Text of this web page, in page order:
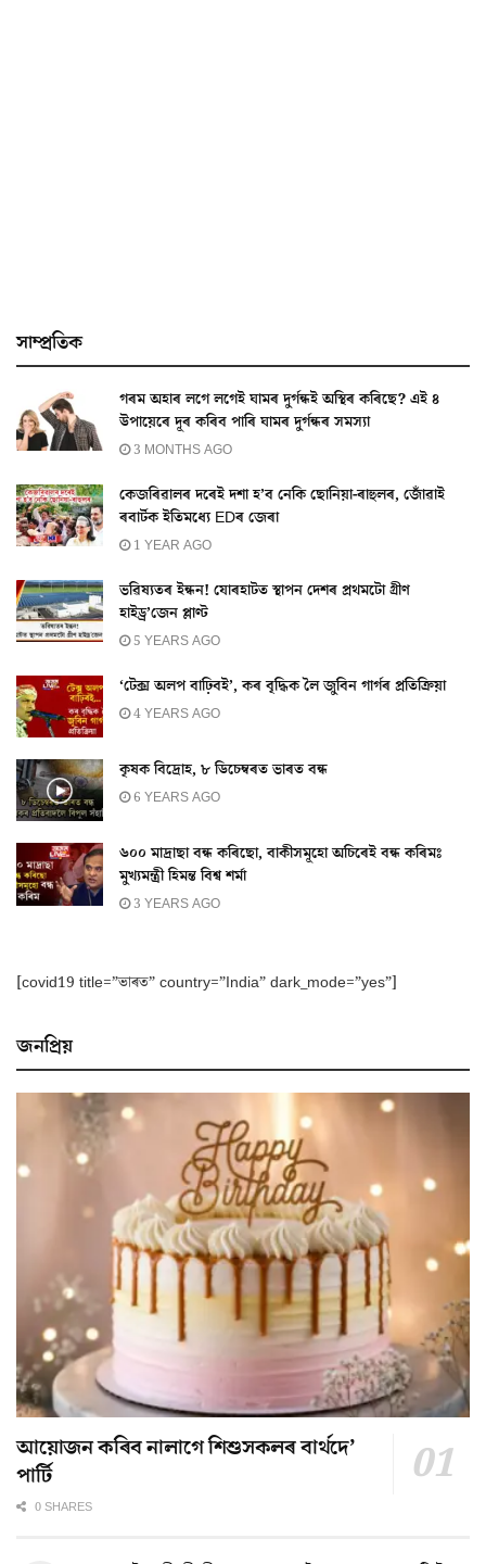
সাম্প্ৰতিক
গৰম অহাৰ লগে লগেই ঘামৰ দুৰ্গন্ধই অস্থিৰ কৰিছে? এই ৪
উপায়েৰে দূৰ কৰিব পাৰি ঘামৰ দুৰ্গন্ধৰ সমস্যা
3 MONTHS AGO
কেজৰিৱালৰ দৰেই দশা হ’ব নেকি ছোনিয়া-ৰাহুলৰ, জোঁৱাই
ৰবাৰ্টক ইতিমধ্যে EDৰ জেৰা
1 YEAR AGO
ভৱিষ্যতৰ ইন্ধন! যোৰহাটত স্থাপন দেশৰ প্ৰথমটো গ্ৰীণ
হাইড্ৰ’জেন প্লাণ্ট
5 YEARS AGO
‘টেক্স অলপ বাঢ়িবই’, কৰ বৃদ্ধিক লৈ জুবিন গাৰ্গৰ প্ৰতিক্ৰিয়া
4 YEARS AGO
কৃষক বিদ্ৰোহ, ৮ ডিচেম্বৰত ভাৰত বন্ধ
6 YEARS AGO
৬০০ মাদ্ৰাছা বন্ধ কৰিছো, বাকীসমূহো অচিৰেই বন্ধ কৰিমঃ
মুখ্যমন্ত্ৰী হিমন্ত বিশ্ব শৰ্মা
3 YEARS AGO
[covid19 title=”ভাৰত” country=”India” dark_mode=”yes”]
জনপ্ৰিয়
আয়োজন কৰিব নালাগে শিশুসকলৰ বাৰ্থদে’
পাৰ্টি
0 SHARES